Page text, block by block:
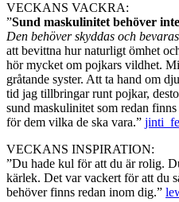
VECKANS VACKRA:
”Sund maskulinitet behöver
Den behöver skyddas och
att bevittna hur naturligt ömhet
hör mycket om pojkars vildhet.
gråtande syster. Att ta hand om
tid jag tillbringar runt pojkar,
sund maskulinitet som redan
för dem vilka de ska vara.”
VECKANS INSPIRATION:
”Du hade kul för att du är rolig.
kärlek. Det var vackert för att du
behöver finns redan inom dig.”